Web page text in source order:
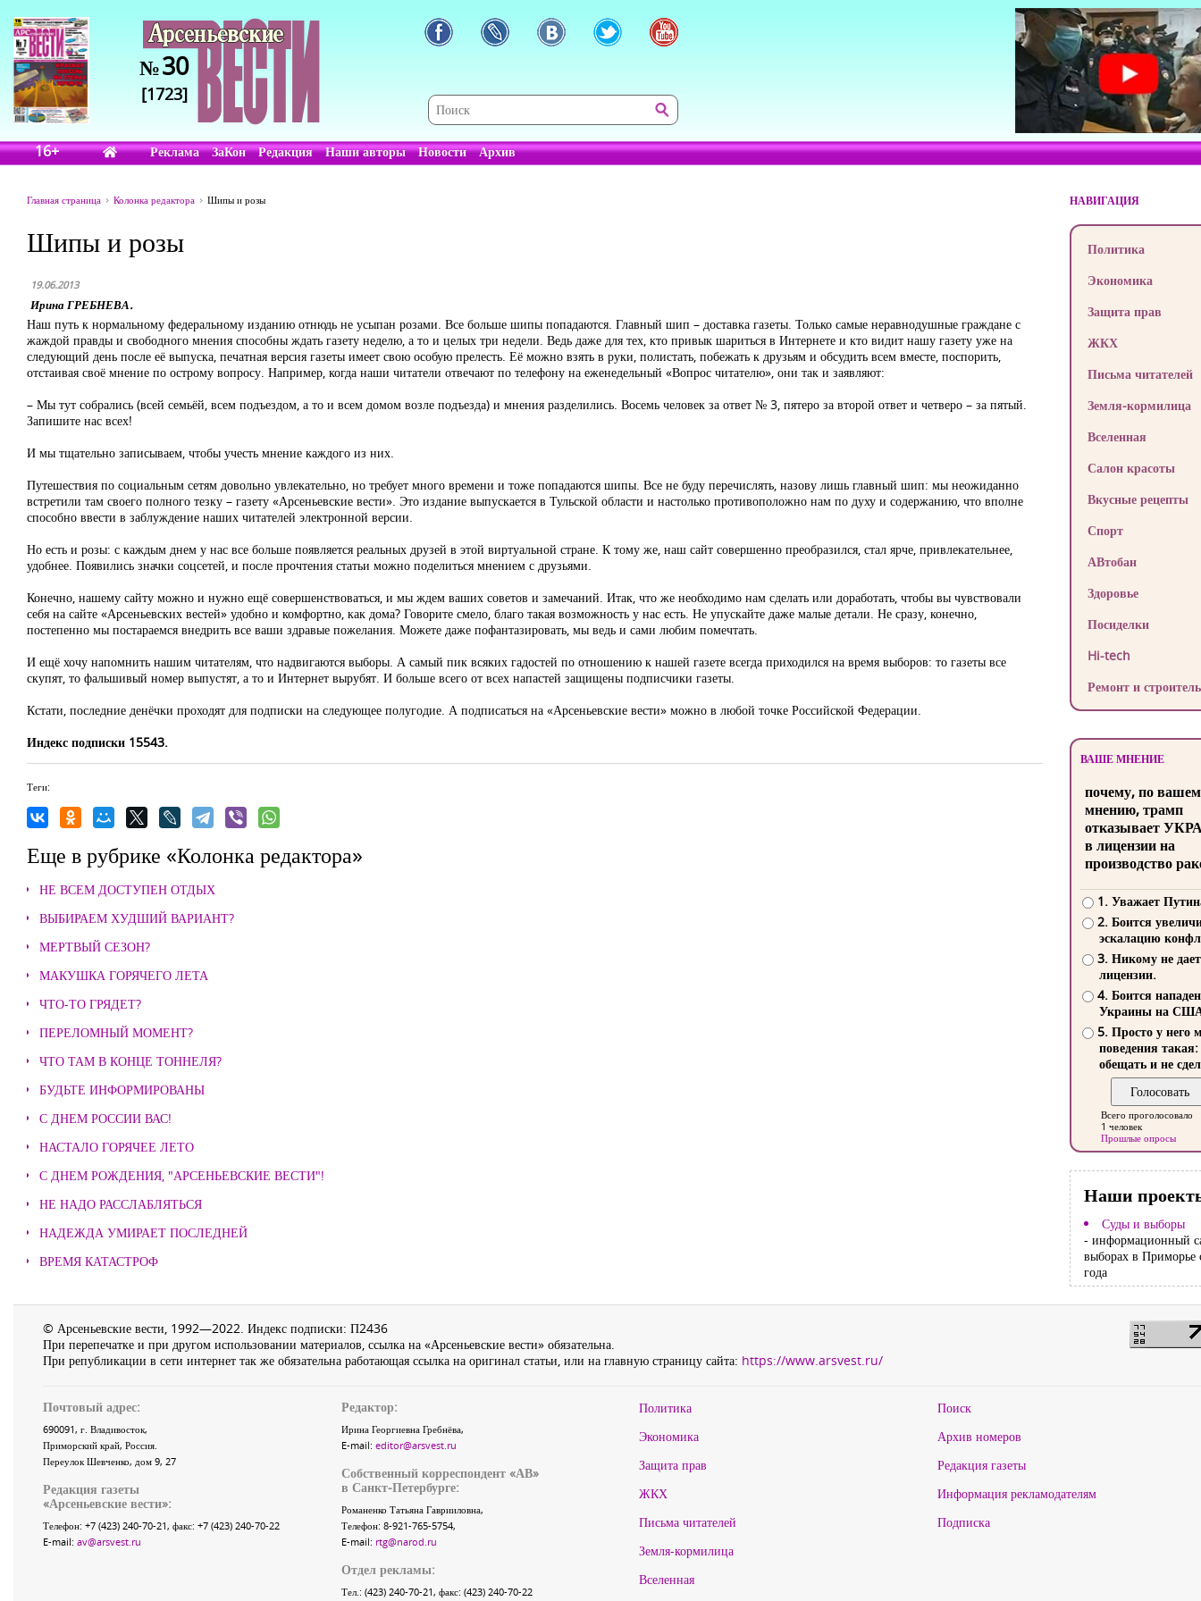
№30
[1723]
16+ Реклама ЗаКон Редакция Наши авторы Новости Архив
Главная страница Колонка редактора Шипы и розы
Шипы и розы
19.06.2013
Ирина ГРЕБНЕВА.
Наш путь к нормальному федеральному изданию отнюдь не усыпан розами. Все больше шипы попадаются. Главный шип – доставка газеты. Только самые неравнодушные граждане с
жаждой правды и свободного мнения способны ждать газету неделю, а то и целых три недели. Ведь даже для тех, кто привык шариться в Интернете и кто видит нашу газету уже на
следующий день после её выпуска, печатная версия газеты имеет свою особую прелесть. Её можно взять в руки, полистать, побежать к друзьям и обсудить всем вместе, поспорить,
отстаивая своё мнение по острому вопросу. Например, когда наши читатели отвечают по телефону на еженедельный «Вопрос читателю», они так и заявляют:
– Мы тут собрались (всей семьёй, всем подъездом, а то и всем домом возле подъезда) и мнения разделились. Восемь человек за ответ № 3, пятеро за второй ответ и четверо – за пятый.
Запишите нас всех!
И мы тщательно записываем, чтобы учесть мнение каждого из них.
Путешествия по социальным сетям довольно увлекательно, но требует много времени и тоже попадаются шипы. Все не буду перечислять, назову лишь главный шип: мы неожиданно
встретили там своего полного тезку – газету «Арсеньевские вести». Это издание выпускается в Тульской области и настолько противоположно нам по духу и содержанию, что вполне
способно ввести в заблуждение наших читателей электронной версии.
Но есть и розы: с каждым днем у нас все больше появляется реальных друзей в этой виртуальной стране. К тому же, наш сайт совершенно преобразился, стал ярче, привлекательнее,
удобнее. Появились значки соцсетей, и после прочтения статьи можно поделиться мнением с друзьями.
Конечно, нашему сайту можно и нужно ещё совершенствоваться, и мы ждем ваших советов и замечаний. Итак, что же необходимо нам сделать или доработать, чтобы вы чувствовали
себя на сайте «Арсеньевских вестей» удобно и комфортно, как дома? Говорите смело, благо такая возможность у нас есть. Не упускайте даже малые детали. Не сразу, конечно,
постепенно мы постараемся внедрить все ваши здравые пожелания. Можете даже пофантазировать, мы ведь и сами любим помечтать.
И ещё хочу напомнить нашим читателям, что надвигаются выборы. А самый пик всяких гадостей по отношению к нашей газете всегда приходился на время выборов: то газеты все
скупят, то фальшивый номер выпустят, а то и Интернет вырубят. И больше всего от всех напастей защищены подписчики газеты.
Кстати, последние денёчки проходят для подписки на следующее полугодие. А подписаться на «Арсеньевские вести» можно в любой точке Российской Федерации.
Индекс подписки 15543.
Теги:
Еще в рубрике «Колонка редактора»
НЕ ВСЕМ ДОСТУПЕН ОТДЫХ
ВЫБИРАЕМ ХУДШИЙ ВАРИАНТ?
МЕРТВЫЙ СЕЗОН?
МАКУШКА ГОРЯЧЕГО ЛЕТА
ЧТО-ТО ГРЯДЕТ?
ПЕРЕЛОМНЫЙ МОМЕНТ?
ЧТО ТАМ В КОНЦЕ ТОННЕЛЯ?
БУДЬТЕ ИНФОРМИРОВАНЫ
С ДНЕМ РОССИИ ВАС!
НАСТАЛО ГОРЯЧЕЕ ЛЕТО
С ДНЕМ РОЖДЕНИЯ, "АРСЕНЬЕВСКИЕ ВЕСТИ"!
НЕ НАДО РАССЛАБЛЯТЬСЯ
НАДЕЖДА УМИРАЕТ ПОСЛЕДНЕЙ
ВРЕМЯ КАТАСТРОФ
НАВИГАЦИЯ
Политика
Экономика
Защита прав
ЖКХ
Письма читателей
Земля-кормилица
Вселенная
Салон красоты
Вкусные рецепты
Спорт
АВтобан
Здоровье
Посиделки
Hi-tech
Ремонт и
ВАШЕ МНЕНИЕ
почему, по
мнению, трамп
отказывает
в лицензии на
производство
1. Уважает
2. Боится
эскалацию
3. Никому не
лицензии.
4. Боится
Украины на
5. Просто у него
поведения такая:
обещать и не
Всего проголосовало
1 человек
Прошлые опросы
Наши
Суды и выборы
- информационный
выборах в Приморье
года
© Арсеньевские вести, 1992—2022. Индекс подписки: П2436
При перепечатке и при другом использовании материалов, ссылка на «Арсеньевские вести» обязательна.
При републикации в сети интернет так же обязательна работающая ссылка на оригинал статьи, или на главную страницу сайта: https://www.arsvest.ru/
Почтовый адрес:
690091, г. Владивосток,
Приморский край, Россия.
Переулок Шевченко, дом 9, 27
Редакция газеты
«Арсеньевские вести»:
Телефон: +7 (423) 240-70-21, факс: +7 (423) 240-70-22
E-mail: av@arsvest.ru
Редактор:
Ирина Георгиевна Гребнёва,
E-mail: editor@arsvest.ru
Собственный корреспондент «АВ»
в Санкт-Петербурге:
Романенко Татьяна Гаврииловна,
Телефон: 8-921-765-5754,
E-mail: rtg@narod.ru
Отдел рекламы:
Тел.: (423) 240-70-21, факс: (423) 240-70-22
Политика
Экономика
Защита прав
ЖКХ
Письма читателей
Земля-кормилица
Вселенная
Поиск
Архив номеров
Редакция газеты
Информация рекламодателям
Подписка